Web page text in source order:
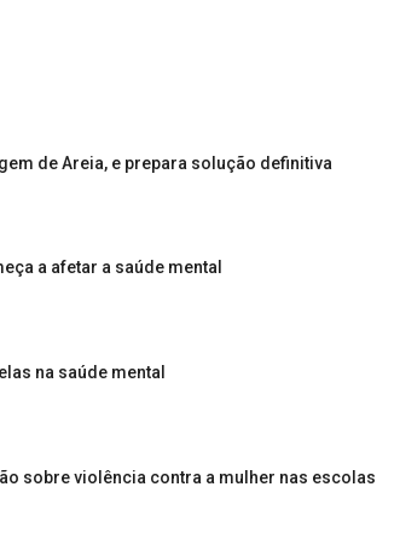
de Areia, e prepara solução definitiva
a afetar a saúde mental
na saúde mental
sobre violência contra a mulher nas escolas